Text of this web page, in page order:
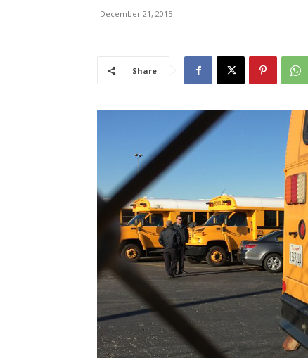
December 21, 2015
Share